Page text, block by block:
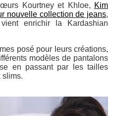
Kourtney et Khloe, Kim
nouvelle collection de jeans,
enrichir la
Kardashian
posé pour leurs créations,
modèles de pantalons
en passant par les tailles
slims.